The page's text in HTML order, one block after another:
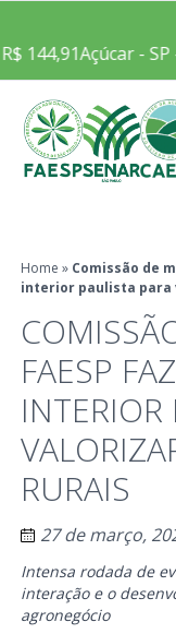
- SP - R$ 92,47
Home » Comissão de
interior paulista para
FAESP
INTERIOR
RURAIS
27 de março,
Intensa rodada de
interação e o
agronegócio